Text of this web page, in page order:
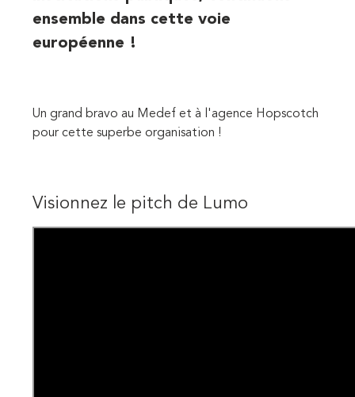
ensemble dans cette voie
européenne !
Un grand bravo au Medef et à l'agence Hopscotch
pour cette superbe organisation !
Visionnez le pitch de Lumo